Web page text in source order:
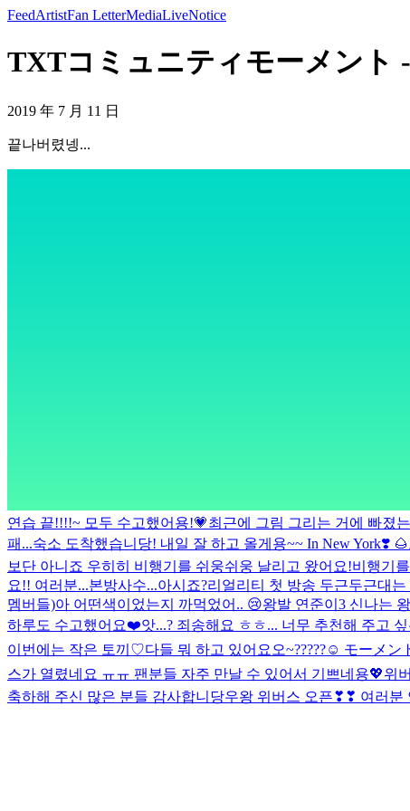
FeedArtistFan LetterMediaLiveNotice
TXTコミュニティモーメント
2019 年 7 月 11 日
끝나버렸넹...
연습 끝!!!!~ 모두 수고했어용!💗최근에 그림 그리는 거에 빠졌
패...숙소 도착했습니당! 내일 잘 하고 올게용~~ In New York❣️ 🌰
보단 아니죠 우히히 비행기를 쉬웅쉬웅 날리고 왔어요!비행기
요!! 여러분...본방사수...아시죠?리얼리티 첫 방송 두근두근대
멤버들)아 어떤색이었는지 까먹었어.. 😢왕발 연준이3 신나는
하루도 수고했어요❤️앗...? 죄송해요 ㅎㅎ... 너무 추천해 주고
이번에는 작은 토끼♡다들 뭐 하고 있어요오~?????☺️ モーメン
스가 열렸네요 ㅠㅠ 팬분들 자주 만날 수 있어서 기쁘네용💖위
축하해 주신 많은 분들 감사합니당우왕 위버스 오픈❣❣ 여러분